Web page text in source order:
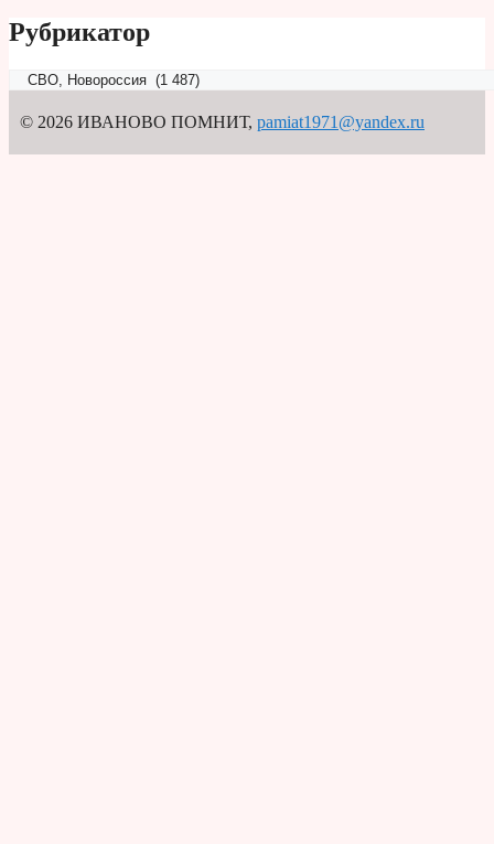
Рубрикатор
Рубрикатор
© 2026 ИВАНОВО ПОМНИТ, pamiat1971@yandex.ru